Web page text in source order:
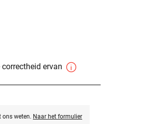
ervan
ons weten. Naar het formulier